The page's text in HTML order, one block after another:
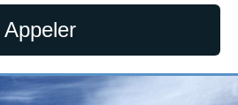
Appeler